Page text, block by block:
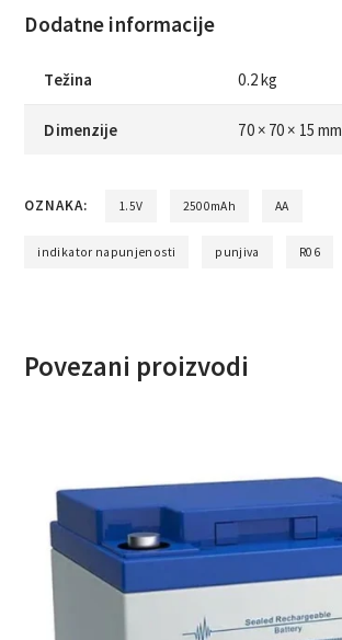
Dodatne informacije
Težina 0.2 kg
Dimenzije 70 × 70 × 15 mm
OZNAKA: 1.5V 2500mAh AA
indikator napunjenosti punjiva R06
Povezani proizvodi